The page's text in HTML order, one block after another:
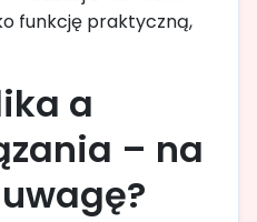
funkcję praktyczną,
a
– na